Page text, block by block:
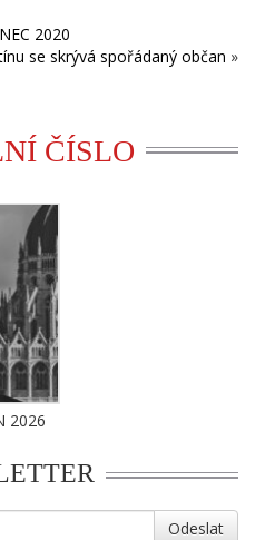
2020
se skrývá spořádaný občan »
ČÍSLO
2026
Odeslat